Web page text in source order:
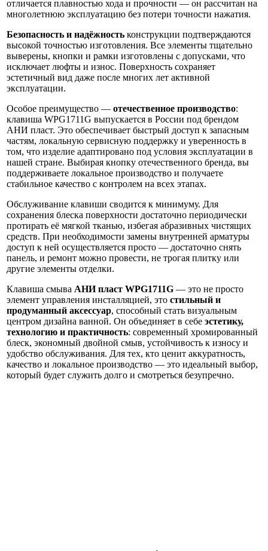
отличается плавностью хода и прочности — он рассчитан на
многолетнюю эксплуатацию без потери точности нажатия.
Безопасность и надёжность конструкции подтверждаются
высокой точностью изготовления. Все элементы тщательно
выверены, кнопки и рамки изготовлены с допусками, что
исключает люфты и износ. Поверхность сохраняет
эстетичный вид даже после многих лет активной
эксплуатации.
Особое преимущество — отечественное производство:
клавиша WPG1711G выпускается в России под брендом
АНИ пласт. Это обеспечивает быстрый доступ к запасным
частям, локальную сервисную поддержку и уверенность в
том, что изделие адаптировано под условия эксплуатации в
нашей стране. Выбирая кнопку отечественного бренда, вы
поддерживаете локальное производство и получаете
стабильное качество с контролем на всех этапах.
Обслуживание клавиши сводится к минимуму. Для
сохранения блеска поверхности достаточно периодически
протирать её мягкой тканью, избегая абразивных чистящих
средств. При необходимости замены внутренней арматуры
доступ к ней осуществляется просто — достаточно снять
панель, и ремонт можно провести, не трогая плитку или
другие элементы отделки.
Клавиша смыва АНИ пласт WPG1711G — это не просто
элемент управления инсталляцией, это стильный и
продуманный аксессуар, способный стать визуальным
центром дизайна ванной. Он объединяет в себе эстетику,
технологию и практичность: современный хромированный
блеск, экономный двойной смыв, устойчивость к износу и
удобство обслуживания. Для тех, кто ценит аккуратность,
качество и локальное производство — это идеальный выбор,
который будет служить долго и смотреться безупречно.